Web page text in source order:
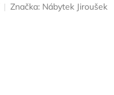
Značka: Nábytek Jiroušek